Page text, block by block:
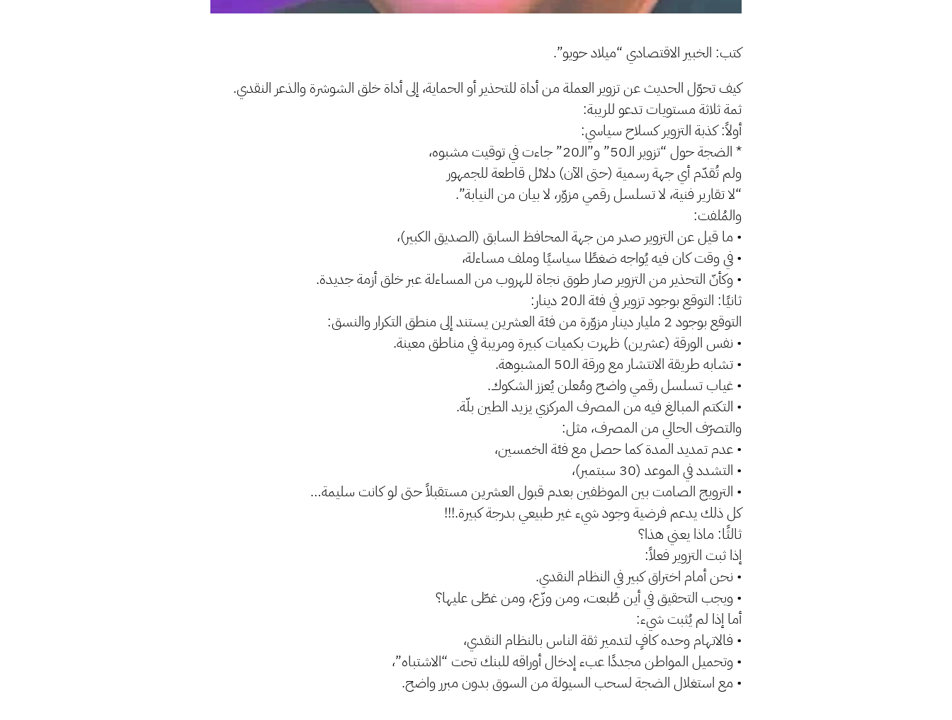
كتب: الخبير الاقتصادي “ميلاد حويو”.
كيف تحوّل الحديث عن تزوير العملة من أداة للتحذير أو الحماية، إلى أداة خلق الشوشرة والذعر النقدي.
ثمة ثلاثة مستويات تدعو للريبة:
أولاً: كذبة التزوير كسلاح سياسي:
* الضجة حول “تزوير الـ50” و”الـ20” جاءت في توقيت مشبوه،
ولم تُقدّم أي جهة رسمية (حتى الآن) دلائل قاطعة للجمهور
“لا تقارير فنية، لا تسلسل رقمي مزوّر، لا بيان من النيابة”.
والمُلفت:
• ما قيل عن التزوير صدر من جهة المحافظ السابق (الصديق الكبير)،
• في وقت كان فيه يُواجه ضغطًا سياسيًا وملف مساءلة،
• وكأنّ التحذير من التزوير صار طوق نجاة للهروب من المساءلة عبر خلق أزمة جديدة.
ثانيًا: التوقع بوجود تزوير في فئة الـ20 دينار:
التوقع بوجود 2 مليار دينار مزوّرة من فئة العشرين يستند إلى منطق التكرار والنسق:
• نفس الورقة (عشرين) ظهرت بكميات كبيرة ومريبة في مناطق معينة.
• تشابه طريقة الانتشار مع ورقة الـ50 المشبوهة.
• غياب تسلسل رقمي واضح ومُعلن يُعزز الشكوك.
• التكتم المبالغ فيه من المصرف المركزي يزيد الطين بلّة.
والتصرّف الحالي من المصرف، مثل:
• عدم تمديد المدة كما حصل مع فئة الخمسين،
• التشدد في الموعد (30 سبتمبر)،
• الترويج الصامت بين الموظفين بعدم قبول العشرين مستقبلاً حتى لو كانت سليمة…
كل ذلك يدعم فرضية وجود شيء غير طبيعي بدرجة كبيرة.!!!
ثالثًا: ماذا يعني هذا؟
إذا ثبت التزوير فعلاً:
• نحن أمام اختراق كبير في النظام النقدي.
• ويجب التحقيق في أين طُبعت، ومن وزّع، ومن غطّى عليها؟
أما إذا لم يُثبت شيء:
• فالاتهام وحده كافٍ لتدمير ثقة الناس بالنظام النقدي،
• وتحميل المواطن مجددًا عبء إدخال أوراقه للبنك تحت “الاشتباه”،
• مع استغلال الضجة لسحب السيولة من السوق بدون مبرر واضح.